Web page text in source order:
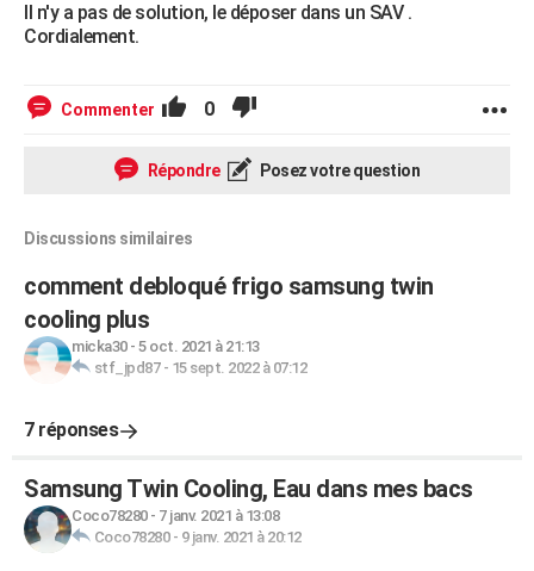
Il n'y a pas de solution, le déposer dans un SAV .
Cordialement.
Commenter 0
Répondre Posez votre question
Discussions similaires
comment debloqué frigo samsung twin
cooling plus
micka30- 5 oct. 2021 à 21:13
stf_jpd87- 15 sept. 2022 à 07:12
7 réponses
Samsung Twin Cooling, Eau dans mes bacs
Coco78280- 7 janv. 2021 à 13:08
Coco78280- 9 janv. 2021 à 20:12